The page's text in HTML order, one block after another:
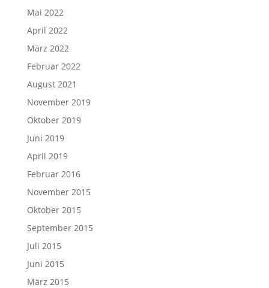
Mai 2022
April 2022
März 2022
Februar 2022
August 2021
November 2019
Oktober 2019
Juni 2019
April 2019
Februar 2016
November 2015
Oktober 2015
September 2015
Juli 2015
Juni 2015
März 2015